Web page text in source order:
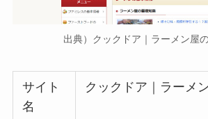
出典）クックドア｜ラーメン屋
サイト
名
クックドア｜ラーメ